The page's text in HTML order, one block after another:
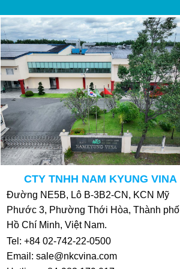
CTY TNHH NAM KYUNG VINA
Đường NE5B, Lô B-3B2-CN, KCN Mỹ
Phước 3, Phường Thới Hòa, Thành phố
Hồ Chí Minh, Việt Nam.
Tel: +84 02-742-22-0500
Email: sale@nkcvina.com